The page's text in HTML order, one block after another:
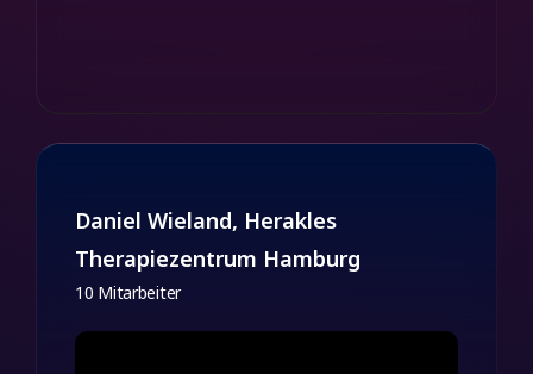
Daniel Wieland, Herakles
Therapiezentrum Hamburg
10 Mitarbeiter